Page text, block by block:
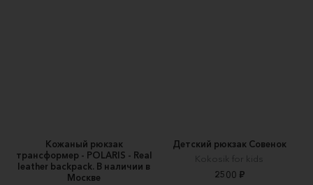
Кожаный рюкзак
трансформер - POLARIS - Real
leather backpack. В наличии в
Москве
Детский рюкзак Совенок
Kokosik for kids
2500 ₽